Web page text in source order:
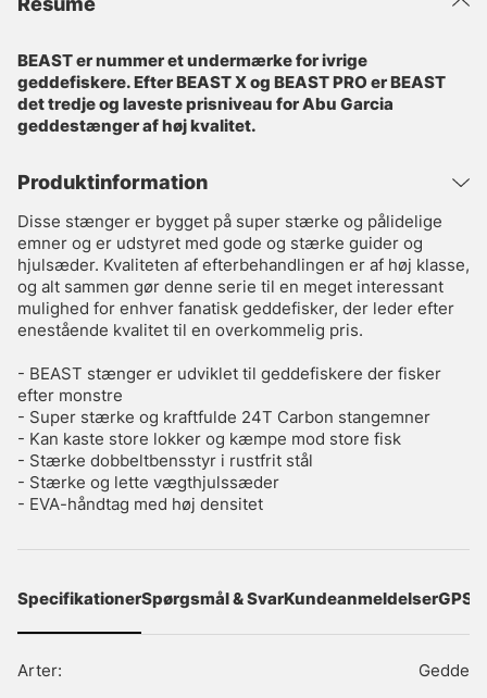
BEAST er nummer et undermærke for ivrige
geddefiskere. Efter BEAST X og BEAST PRO er BEAST
det tredje og laveste prisniveau for Abu Garcia
geddestænger af høj kvalitet.
Produktinformation
Disse stænger er bygget på super stærke og pålidelige
emner og er udstyret med gode og stærke guider og
hjulsæder. Kvaliteten af efterbehandlingen er af høj klasse,
og alt sammen gør denne serie til en meget interessant
mulighed for enhver fanatisk geddefisker, der leder efter
enestående kvalitet til en overkommelig pris.
- BEAST stænger er udviklet til geddefiskere der fisker
efter monstre
- Super stærke og kraftfulde 24T Carbon stangemner
- Kan kaste store lokker og kæmpe mod store fisk
- Stærke dobbeltbensstyr i rustfrit stål
- Stærke og lette vægthjulssæder
- EVA-håndtag med høj densitet
SpecifikationerSpørgsmål & SvarKundeanmeldelserGPSR
Arter:
Gedde